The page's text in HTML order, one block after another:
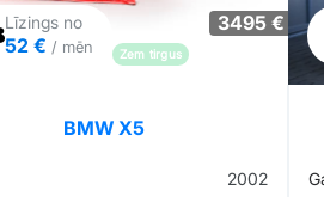
Līzings no
52 € / mēn
3495 €
Zem tirgus
BMW X5
2002